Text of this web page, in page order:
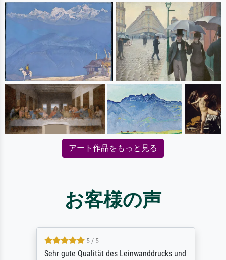
アート作品をもっと見る
お客様の声
5 / 5
Sehr gute Qualität des Leinwanddrucks und